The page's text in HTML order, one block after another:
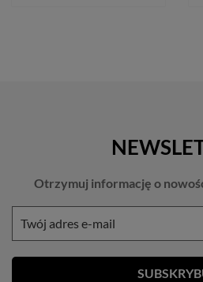
Otrzymuj informację o